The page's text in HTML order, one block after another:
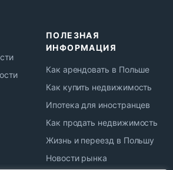
ПОЛЕЗНАЯ
ИНФОРМАЦИЯ
Как арендовать в Польше
Как купить недвижимость
Ипотека для иностранцев
Как продать недвижимость
Жизнь и переезд в Польшу
Новости рынка